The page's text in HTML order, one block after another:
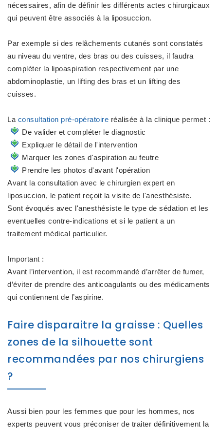
nécessaires, afin de définir les différents actes chirurgicaux
qui peuvent être associés à la liposuccion.
Par exemple si des relâchements cutanés sont constatés
au niveau du ventre, des bras ou des cuisses, il faudra
compléter la lipoaspiration respectivement par une
abdominoplastie, un lifting des bras et un lifting des
cuisses.
La consultation pré-opératoire réalisée à la clinique permet :
De valider et compléter le diagnostic
Expliquer le détail de l'intervention
Marquer les zones d'aspiration au feutre
Prendre les photos d'avant l'opération
Avant la consultation avec le chirurgien expert en
liposuccion, le patient reçoit la visite de l'anesthésiste.
Sont évoqués avec l'anesthésiste le type de sédation et les
eventuelles contre-indications et si le patient a un
traitement médical particulier.
Important :
Avant l’intervention, il est recommandé d’arrêter de fumer,
d’éviter de prendre des anticoagulants ou des médicaments
qui contiennent de l’aspirine.
Faire disparaitre la graisse : Quelles
zones de la silhouette sont
recommandées par nos chirurgiens
?
Aussi bien pour les femmes que pour les hommes, nos
experts peuvent vous préconiser de traiter définitivement la